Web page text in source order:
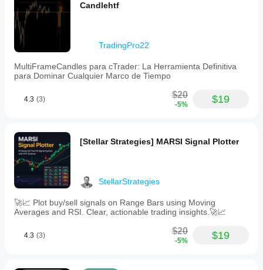
Candlehtf
TradingPro22
MultiFrameCandles para cTrader: La Herramienta Definitiva
para Dominar Cualquier Marco de Tiempo
4.3 (3) $20
-5% $19
[Stellar Strategies] MARSI Signal Plotter
StellarStrategies
🚀📈 Plot buy/sell signals on Range Bars using Moving
Averages and RSI. Clear, actionable trading insights.🚀📈
4.3 (3) $20
-5% $19